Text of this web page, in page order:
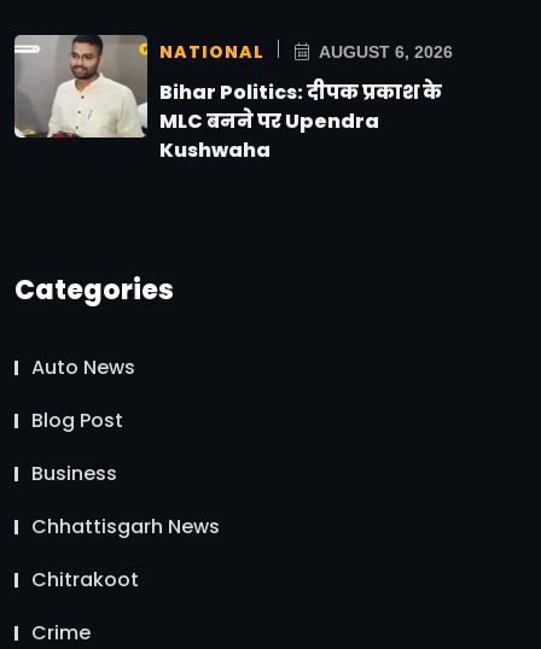
NATIONAL AUGUST 6, 2026
Bihar Politics: दीपक प्रकाश के
MLC बनने पर Upendra
Kushwaha
Categories
Auto News
Blog Post
Business
Chhattisgarh News
Chitrakoot
Crime